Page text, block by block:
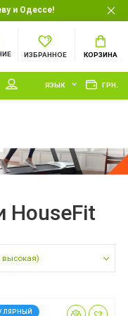
и Одессе!
ИЗБРАННОЕ КОРЗИНА
ЯЗЫК ГРН.
HouseFit
высокая)